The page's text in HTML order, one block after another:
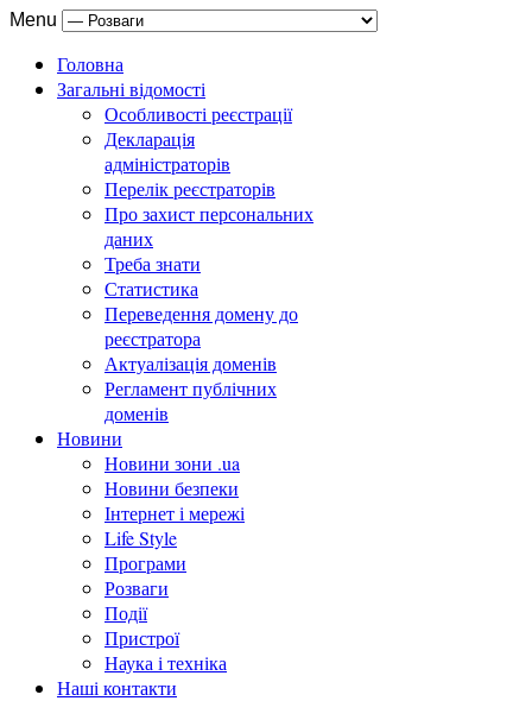
Menu
Головна
Загальні відомості
Особливості реєстрації
Декларація
адміністраторів
Перелік реєстраторів
Про захист персональних
даних
Треба знати
Статистика
Переведення домену до
реєстратора
Актуалізація доменів
Регламент публічних
доменів
Новини
Новини зони .ua
Новини безпеки
Інтернет і мережі
Life Style
Програми
Розваги
Події
Пристрої
Наука і техніка
Наші контакти